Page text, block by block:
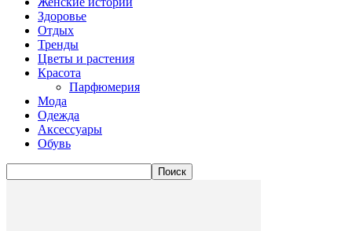
Здоровье
Отдых
Тренды
Цветы и растения
Красота
Парфюмерия
Мода
Одежда
Аксессуары
Обувь